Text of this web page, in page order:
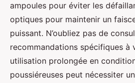
ampoules pour éviter les
optiques pour maintenir un
puissant. N’oubliez pas de
recommandations spécifiques à
utilisation prolongée en
poussiéreuses peut nécessiter